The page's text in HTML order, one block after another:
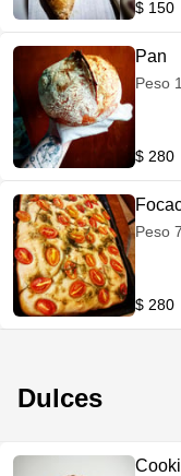
$ 150
Pan
Peso
$ 280
Peso
$ 280
Dulces